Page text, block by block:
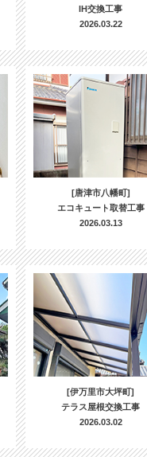
IH交換工事
2026.03.22
[唐津市八幡町]
エコキュート取替工事
2026.03.13
[伊万里市大坪町]
テラス屋根交換工事
2026.03.02